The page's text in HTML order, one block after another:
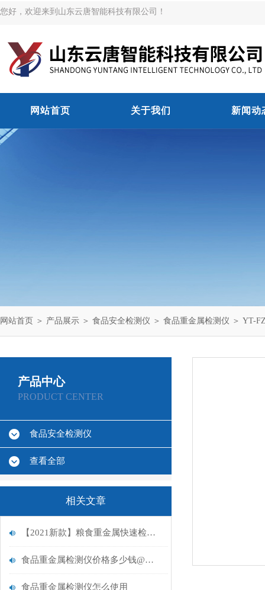
您好，欢迎来到山东云唐智能科技有限公司！
网站首页 关于我们 新闻动
网站首页 ＞ 产品展示 ＞ 食品安全检测仪 ＞ 食品重金属检测仪 ＞ YT-
产品中心
PRODUCT CENTER
食品安全检测仪
查看全部
相关文章
【2021新款】粮食重金属快速检测仪有哪些@全新粮食重金属快速检测仪
食品重金属检测仪价格多少钱@【2021匠心品质推荐】食品重金属检测仪
食品重金属检测仪怎么使用